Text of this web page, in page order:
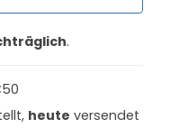
.
heute versendet